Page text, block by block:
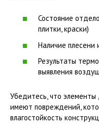
Состояние
плитки, краски)
Наличие плесени
Результаты
выявления
Убедитесь, что
имеют повреждений,
влагостойкость